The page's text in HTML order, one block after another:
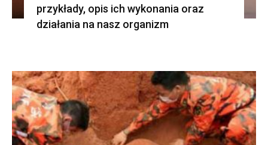
przykłady, opis ich wykonania oraz
działania na nasz organizm